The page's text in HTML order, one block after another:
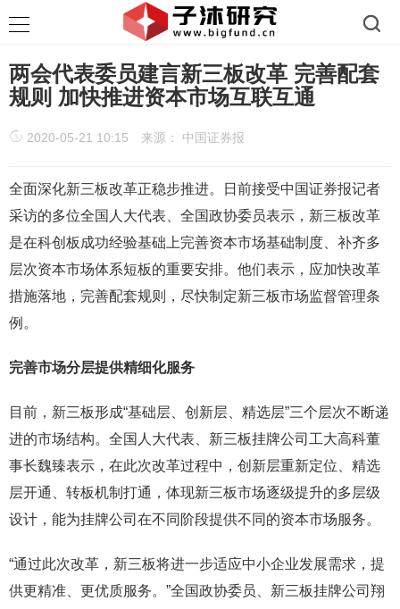
两会代表委员建言新三板改革 完善配套
规则 加快推进资本市场互联互通
2020-05-21 10:15 来源： 中国证券报
全面深化新三板改革正稳步推进。日前接受中国证券报记者
采访的多位全国人大代表、全国政协委员表示，新三板改革
是在科创板成功经验基础上完善资本市场基础制度、补齐多
层次资本市场体系短板的重要安排。他们表示，应加快改革
措施落地，完善配套规则，尽快制定新三板市场监督管理条
例。
完善市场分层提供精细化服务
目前，新三板形成“基础层、创新层、精选层”三个层次不断递
进的市场结构。全国人大代表、新三板挂牌公司工大高科董
事长魏臻表示，在此次改革过程中，创新层重新定位、精选
层开通、转板机制打通，体现新三板市场逐级提升的多层级
设计，能为挂牌公司在不同阶段提供不同的资本市场服务。
“通过此次改革，新三板将进一步适应中小企业发展需求，提
供更精准、更优质服务。”全国政协委员、新三板挂牌公司翔